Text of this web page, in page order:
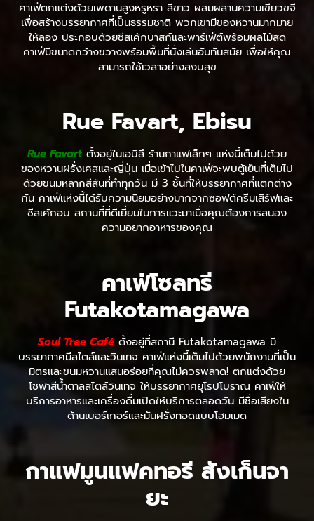
คาเฟ่ตกแต่งด้วยเพดานสูงหรูหรา สีขาว ผสมผสานความเขียวขจี
เพื่อสร้างบรรยากาศที่เป็นธรรมชาติ พวกเขามีของหวานมากมาย
ให้ลอง ประกอบด้วยชีสเค้กบาสก์และพาร์เฟ่ต์พร้อมผลไม้สด
คาเฟ่มีขนาดกว้างขวางพร้อมพื้นที่นั่งเล่นอันทันสมัย เพื่อให้คุณ
สามารถใช้เวลาอย่างสงบสุข
Rue Favart, Ebisu
Rue Favart ตั้งอยู่ในเอบิสึ ร้านกาแฟเล็กๆ แห่งนี้เต็มไปด้วย
ของหวานฝรั่งเศสและญี่ปุ่น เมื่อเข้าไปในคาเฟ่จะพบตู้เย็นที่เต็มไป
ด้วยขนมหลากสีสันที่ทำทุกวัน มี 3 ชั้นที่ให้บรรยากาศที่แตกต่าง
กัน คาเฟ่แห่งนี้ได้รับความนิยมอย่างมากจากซอฟต์ครีมเสิร์ฟและ
ชีสเค้กอบ สถานที่ที่ดีเยี่ยมในการแวะมาเมื่อคุณต้องการสนอง
ความอยากอาหารของคุณ
คาเฟ่โซลทรี
Futakotamagawa
Soul Tree Café ตั้งอยู่ที่สถานี Futakotamagawa มี
บรรยากาศมีสไตล์และวินเทจ คาเฟ่แห่งนี้เต็มไปด้วยพนักงานที่เป็น
มิตรและขนมหวานแสนอร่อยที่คุณไม่ควรพลาด! ตกแต่งด้วย
โซฟาสีน้ำตาลสไตล์วินเทจ ให้บรรยากาศยุโรปโบราณ คาเฟ่ให้
บริการอาหารและเครื่องดื่มเปิดให้บริการตลอดวัน มีชื่อเสียงใน
ด้านเบอร์เกอร์และมันฝรั่งทอดแบบโฮมเมด
กาแฟมูนแฟคทอรี สังเก็นจา
ยะ